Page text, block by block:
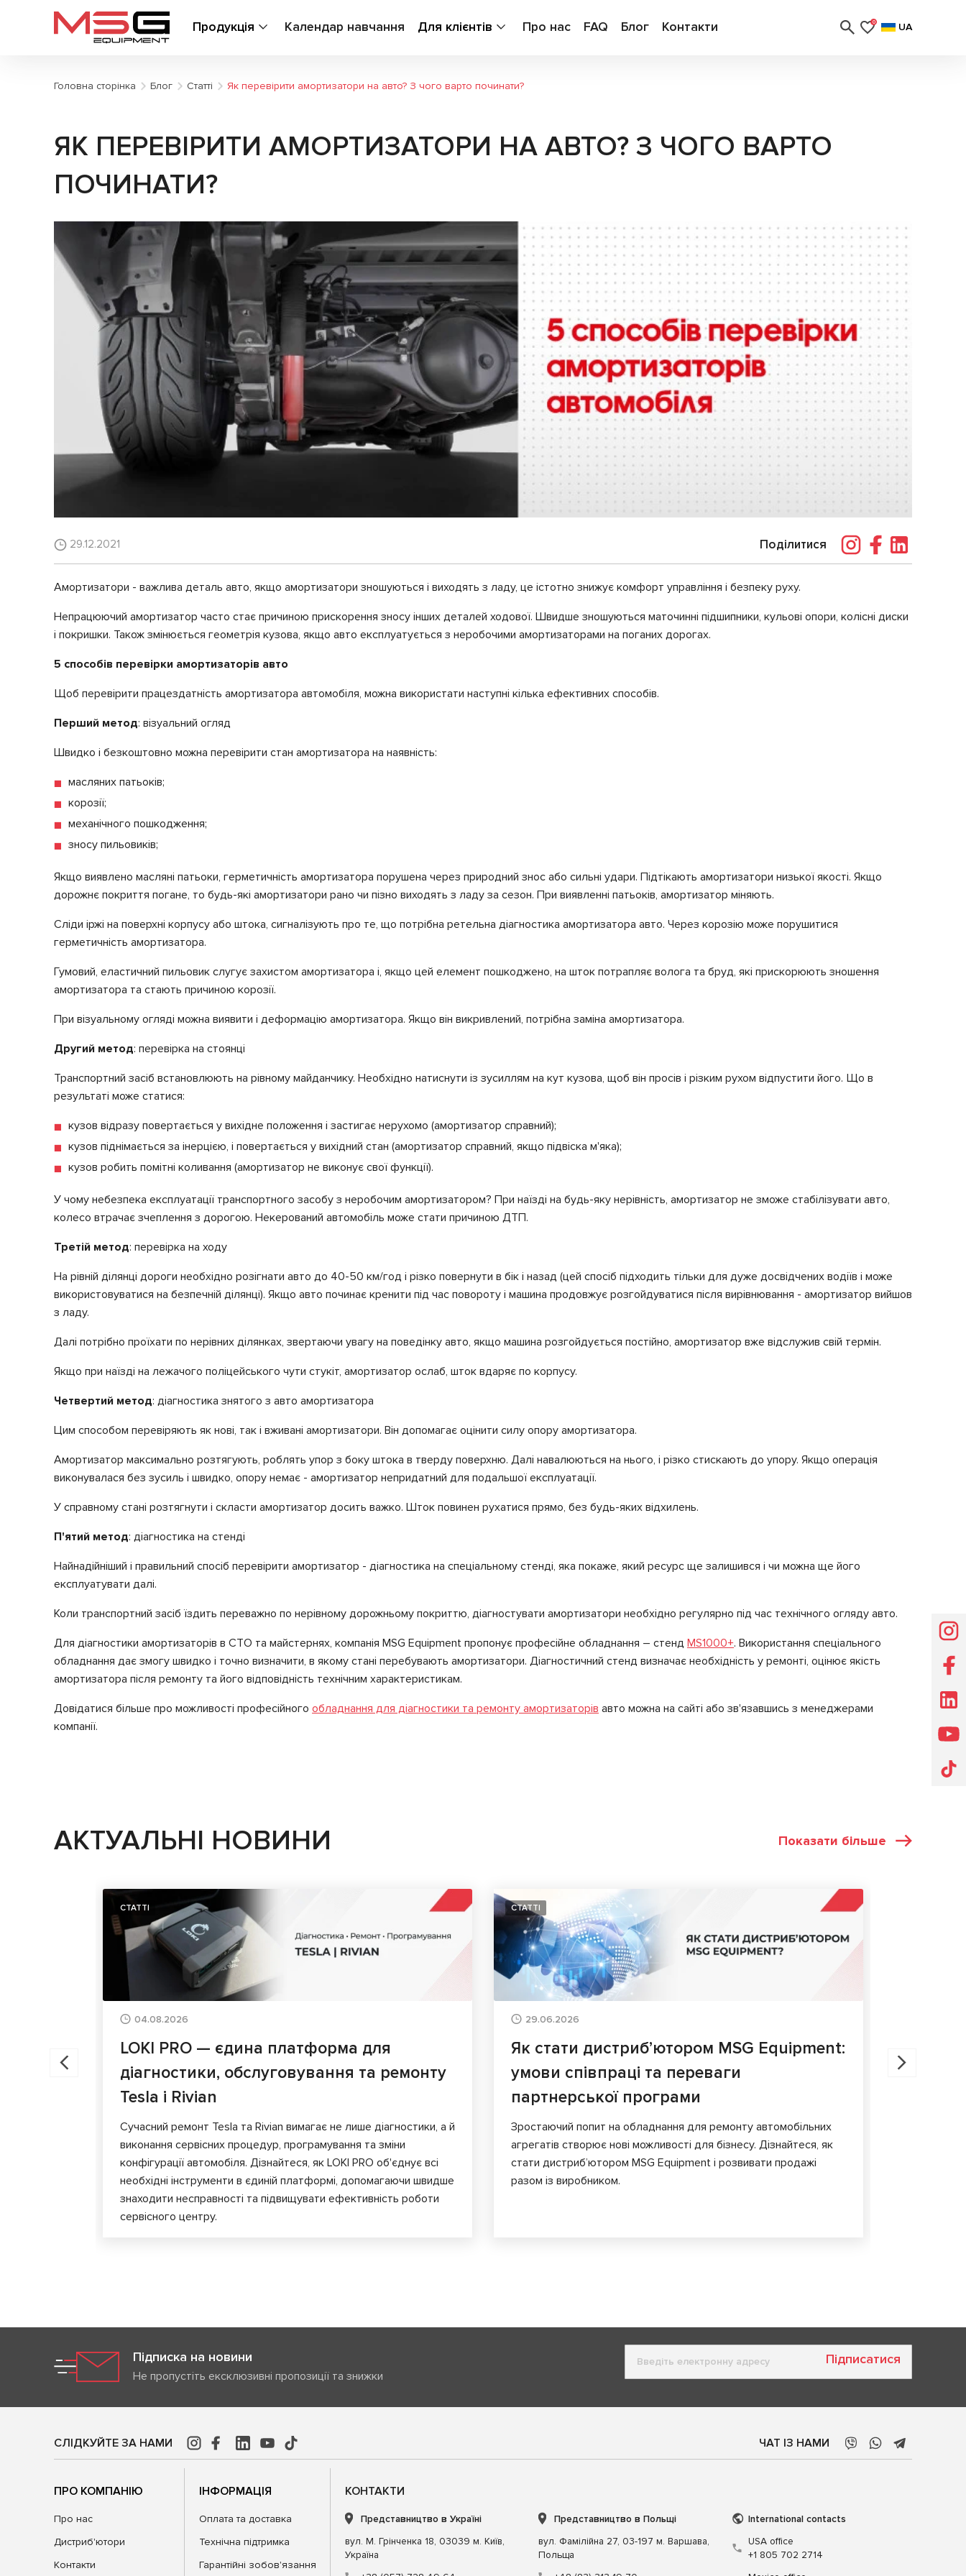
Продукція Календар навчання Для клієнтів Про нас FAQ Блог Контакти 0 UA
Головна сторінка Блог Статті Як перевірити амортизатори на авто? З чого варто починати?
ЯК ПЕРЕВІРИТИ АМОРТИЗАТОРИ НА АВТО? З ЧОГО ВАРТО
ПОЧИНАТИ?
29.12.2021 Поділитися
Амортизатори - важлива деталь авто, якщо амортизатори зношуються і виходять з ладу, це істотно знижує комфорт управління і безпеку руху.
Непрацюючий амортизатор часто стає причиною прискорення зносу інших деталей ходової. Швидше зношуються маточинні підшипники, кульові опори, колісні диски
і покришки. Також змінюється геометрія кузова, якщо авто експлуатується з неробочими амортизаторами на поганих дорогах.
5 способів перевірки амортизаторів авто
Щоб перевірити працездатність амортизатора автомобіля, можна використати наступні кілька ефективних способів.
Перший метод: візуальний огляд
Швидко і безкоштовно можна перевірити стан амортизатора на наявність:
масляних патьоків;
корозії;
механічного пошкодження;
зносу пильовиків;
Якщо виявлено масляні патьоки, герметичність амортизатора порушена через природний знос або сильні удари. Підтікають амортизатори низької якості. Якщо
дорожнє покриття погане, то будь-які амортизатори рано чи пізно виходять з ладу за сезон. При виявленні патьоків, амортизатор міняють.
Сліди іржі на поверхні корпусу або штока, сигналізують про те, що потрібна ретельна діагностика амортизатора авто. Через корозію може порушитися
герметичність амортизатора.
Гумовий, еластичний пильовик слугує захистом амортизатора і, якщо цей елемент пошкоджено, на шток потрапляє волога та бруд, які прискорюють зношення
амортизатора та стають причиною корозії.
При візуальному огляді можна виявити і деформацію амортизатора. Якщо він викривлений, потрібна заміна амортизатора.
Другий метод: перевірка на стоянці
Транспортний засіб встановлюють на рівному майданчику. Необхідно натиснути із зусиллям на кут кузова, щоб він просів і різким рухом відпустити його. Що в
результаті може статися:
кузов відразу повертається у вихідне положення і застигає нерухомо (амортизатор справний);
кузов піднімається за інерцією, і повертається у вихідний стан (амортизатор справний, якщо підвіска м'яка);
кузов робить помітні коливання (амортизатор не виконує свої функції).
У чому небезпека експлуатації транспортного засобу з неробочим амортизатором? При наїзді на будь-яку нерівність, амортизатор не зможе стабілізувати авто,
колесо втрачає зчеплення з дорогою. Некерований автомобіль може стати причиною ДТП.
Третій метод: перевірка на ходу
На рівній ділянці дороги необхідно розігнати авто до 40-50 км/год і різко повернути в бік і назад (цей спосіб підходить тільки для дуже досвідчених водіїв і може
використовуватися на безпечній ділянці). Якщо авто починає кренити під час повороту і машина продовжує розгойдуватися після вирівнювання - амортизатор вийшов
з ладу.
Далі потрібно проїхати по нерівних ділянках, звертаючи увагу на поведінку авто, якщо машина розгойдується постійно, амортизатор вже відслужив свій термін.
Якщо при наїзді на лежачого поліцейського чути стукіт, амортизатор ослаб, шток вдаряє по корпусу.
Четвертий метод: діагностика знятого з авто амортизатора
Цим способом перевіряють як нові, так і вживані амортизатори. Він допомагає оцінити силу опору амортизатора.
Амортизатор максимально розтягують, роблять упор з боку штока в тверду поверхню. Далі навалюються на нього, і різко стискають до упору. Якщо операція
виконувалася без зусиль і швидко, опору немає - амортизатор непридатний для подальшої експлуатації.
У справному стані розтягнути і скласти амортизатор досить важко. Шток повинен рухатися прямо, без будь-яких відхилень.
П'ятий метод: діагностика на стенді
Найнадійніший і правильний спосіб перевірити амортизатор - діагностика на спеціальному стенді, яка покаже, який ресурс ще залишився і чи можна ще його
експлуатувати далі.
Коли транспортний засіб їздить переважно по нерівному дорожньому покриттю, діагностувати амортизатори необхідно регулярно під час технічного огляду авто.
Для діагностики амортизаторів в СТО та майстернях, компанія MSG Equipment пропонує професійне обладнання – стенд MS1000+. Використання спеціального
обладнання дає змогу швидко і точно визначити, в якому стані перебувають амортизатори. Діагностичний стенд визначає необхідність у ремонті, оцінює якість
амортизатора після ремонту та його відповідність технічним характеристикам.
Довідатися більше про можливості професійного обладнання для діагностики та ремонту амортизаторів авто можна на сайті або зв'язавшись з менеджерами
компанії.
АКТУАЛЬНІ НОВИНИ Показати більше
СТАТТІ
04.08.2026
LOKI PRO — єдина платформа для
діагностики, обслуговування та ремонту
Tesla і Rivian
Сучасний ремонт Tesla та Rivian вимагає не лише діагностики, а й
виконання сервісних процедур, програмування та зміни
конфігурації автомобіля. Дізнайтеся, як LOKI PRO об'єднує всі
необхідні інструменти в єдиній платформі, допомагаючи швидше
знаходити несправності та підвищувати ефективність роботи
сервісного центру.
СТАТТІ
29.06.2026
Як стати дистриб’ютором MSG Equipment:
умови співпраці та переваги
партнерської програми
Зростаючий попит на обладнання для ремонту автомобільних
агрегатів створює нові можливості для бізнесу. Дізнайтеся, як
стати дистриб’ютором MSG Equipment і розвивати продажі
разом із виробником.
Підписка на новини
Не пропустіть ексклюзивні пропозиції та знижки
Підписатися
СЛІДКУЙТЕ ЗА НАМИ ЧАТ ІЗ НАМИ
ПРО КОМПАНІЮ
Про нас
Дистриб'ютори
Контакти
ІНФОРМАЦІЯ
Оплата та доставка
Технічна підтримка
Гарантійні зобов'язання
КОНТАКТИ
Представництво в Україні
вул. М. Грінченка 18, 03039 м. Київ,
Україна
Представництво в Польщі
вул. Фамілійна 27, 03-197 м. Варшава,
Польща
International contacts
USA office
+1 805 702 2714